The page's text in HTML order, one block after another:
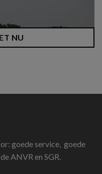
NU
goede service, goede
ANVR en SGR.